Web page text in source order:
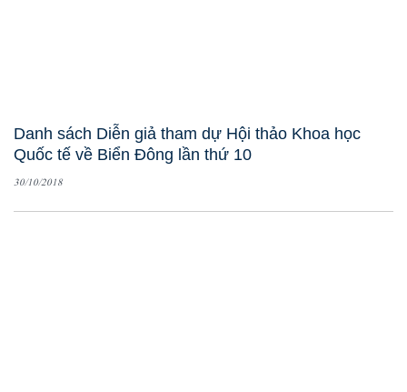
Danh sách Diễn giả tham dự Hội thảo Khoa học
Quốc tế về Biển Đông lần thứ 10
30/10/2018